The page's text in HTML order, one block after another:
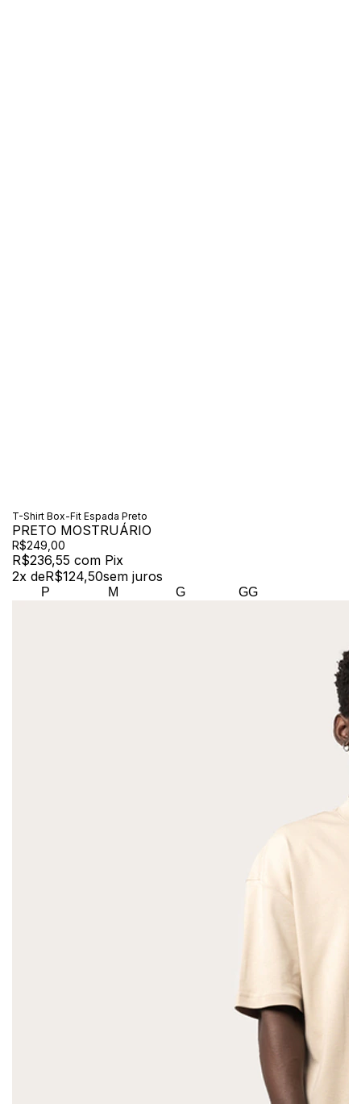
T-Shirt Box-Fit Espada Preto
PRETO MOSTRUÁRIO
R$249,00
R$236,55 com Pix
2x deR$124,50sem juros
P M G GG